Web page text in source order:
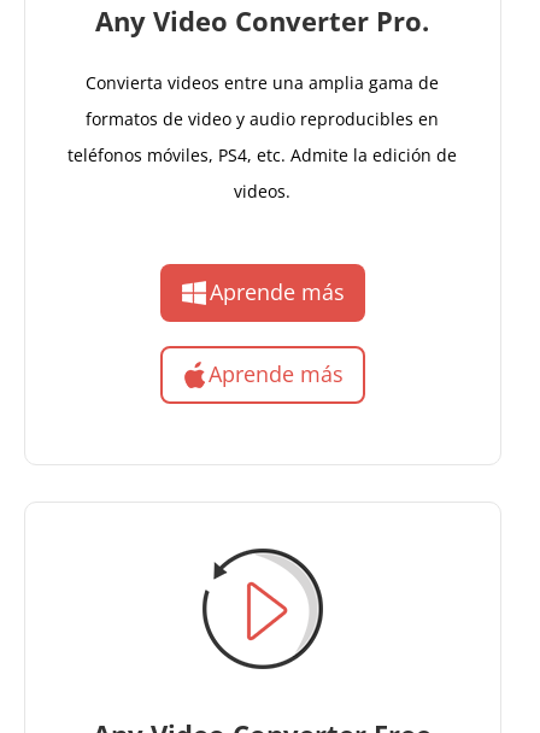
Any Video Converter Pro.
Convierta videos entre una amplia gama de
formatos de video y audio reproducibles en
teléfonos móviles, PS4, etc. Admite la edición de
videos.
Aprende más
Aprende más